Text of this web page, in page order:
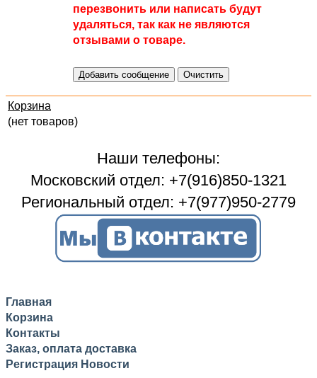
перезвонить или написать будут
удаляться, так как не являются
отзывами о товаре.
Корзина
(нет товаров)
Наши телефоны:
Московский отдел: +7(916)850-1321
Региональный отдел: +7(977)950-2779
Главная
Корзина
Контакты
Заказ, оплата доставка
Регистрация Новости